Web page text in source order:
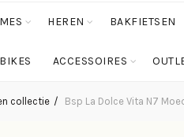
HEREN BAKFIETSEN
ACCESSOIRES
collectie Bsp La Dolce Vita N7